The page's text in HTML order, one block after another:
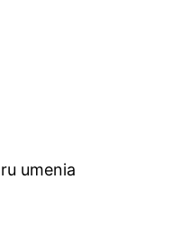
umenia